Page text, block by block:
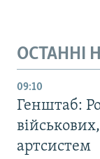
ОСТАННІ
09:10
Генштаб:
артсистем